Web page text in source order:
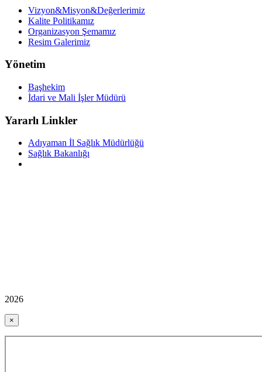
Vizyon&Misyon&Değerlerimiz
Kalite Politikamız
Organizasyon Şemamız
Resim Galerimiz
Yönetim
Başhekim
İdari ve Mali İşler Müdürü
Yararlı Linkler
Adıyaman İl Sağlık Müdürlüğü
Sağlık Bakanlığı
2026
×